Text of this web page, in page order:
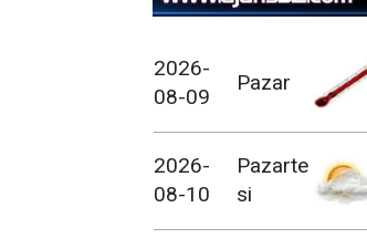
2026-
08-09
Pazar
2026-
08-10
Pazarte
si